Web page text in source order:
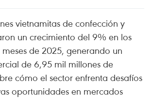
vietnamitas de confección y
un crecimiento del 9% en los
de 2025, generando un
de 6,95 mil millones de
cómo el sector enfrenta desafíos
oportunidades en mercados